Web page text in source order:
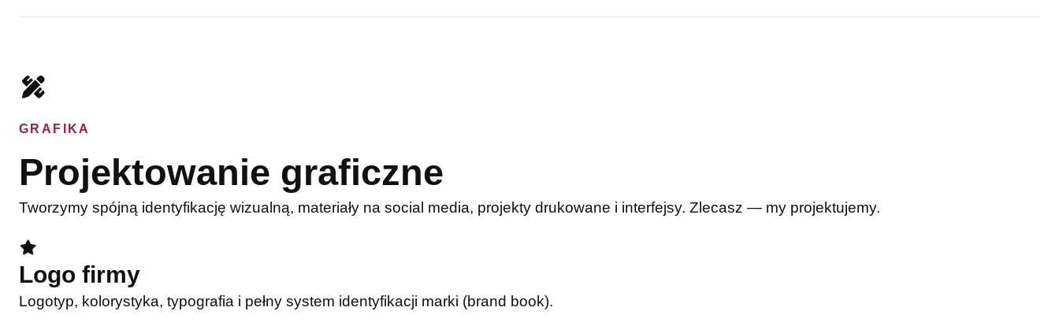
GRAFIKA
Projektowanie graficzne
Tworzymy spójną identyfikację wizualną, materiały na social media, projekty drukowane i interfejsy. Zlecasz — my projektujemy.
Logo firmy
Logotyp, kolorystyka, typografia i pełny system identyfikacji marki (brand book).